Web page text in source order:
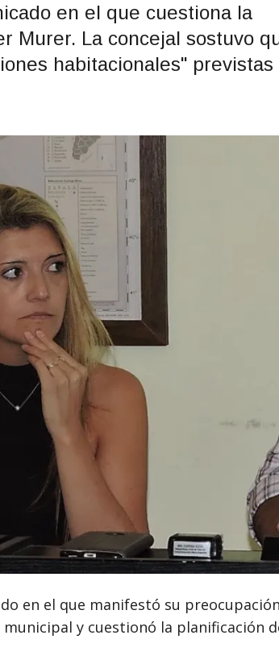
en el que cuestiona la
Murer. La concejal sostuvo
habitacionales" previstas
en el que manifestó su
y cuestionó la planificación